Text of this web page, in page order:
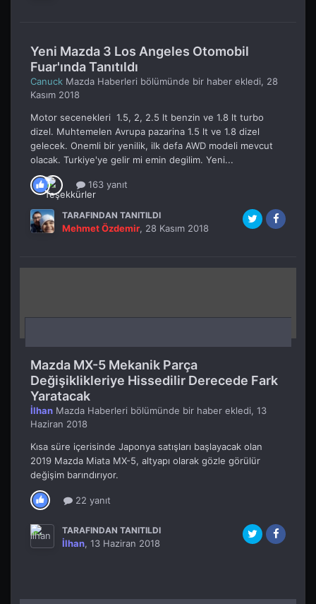
Yeni Mazda 3 Los Angeles Otomobil
Fuar'ında Tanıtıldı
Canuck Mazda Haberleri bölümünde bir haber ekledi, 28
Kasım 2018
Motor secenekleri 1.5, 2, 2.5 lt benzin ve 1.8 lt turbo
dizel. Muhtemelen Avrupa pazarina 1.5 lt ve 1.8 dizel
gelecek. Onemli bir yenilik, ilk defa AWD modeli mevcut
olacak. Turkiye'ye gelir mi emin degilim. Yeni...
163 yanıt
TARAFINDAN TANITILDI
Mehmet Özdemir, 28 Kasım 2018
Mazda MX-5 Mekanik Parça
Değişiklikleriye Hissedilir Derecede Fark
Yaratacak
İlhan Mazda Haberleri bölümünde bir haber ekledi, 13
Haziran 2018
Kısa süre içerisinde Japonya satışları başlayacak olan
2019 Mazda Miata MX-5, altyapı olarak gözle görülür
değişim barındırıyor.
22 yanıt
TARAFINDAN TANITILDI
İlhan, 13 Haziran 2018